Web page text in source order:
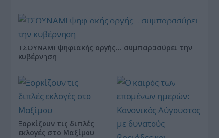
ΤΣΟΥΝΑΜΙ ψηφιακής οργής… συμπαρασύρει την
κυβέρνηση
Ξορκίζουν τις διπλές
εκλογές στο Μαξίμου